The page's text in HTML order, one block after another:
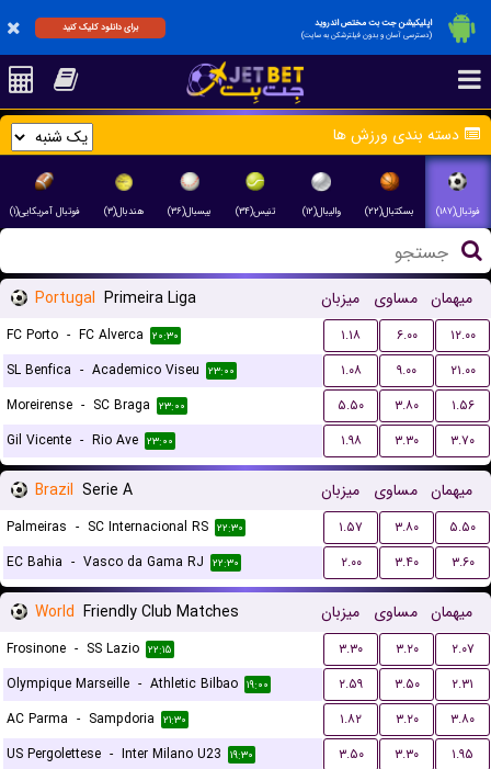
اپلیکیشن جت بت مختص اندروید
(دسترسی آسان و بدون فیلترشکن به سایت)
برای دانلود کلیک کنید
دسته بندی ورزش ها
فوتبال(۱۸۷) بسکتبال(۲۲) والیبال(۱۲) تنیس(۳۴) بیسبال(۳۶) هندبال(۳) فوتبال آمریکایی(۱)
Portugal Primeira Liga میزبان مساوی میهمان
FC Porto - FC Alverca ۲۰:۳۰ ۱.۱۸ ۶.۰۰
۱۲.۰۰
SL Benfica - Academico Viseu ۲۳:۰۰ ۱.۰۸ ۹.۰۰
۲۱.۰۰
Moreirense - SC Braga ۲۳:۰۰ ۵.۵۰ ۳.۸۰
۱.۵۶
Gil Vicente - Rio Ave ۲۳:۰۰ ۱.۹۸ ۳.۳۰ ۳.۷۰
Brazil Serie A میزبان مساوی میهمان
Palmeiras - SC Internacional RS ۲۲:۳۰ ۱.۵۷ ۳.۸۰
۵.۵۰
EC Bahia - Vasco da Gama RJ ۲۲:۳۰ ۲.۰۰ ۳.۴۰ ۳.۶۰
World Friendly Club Matches میزبان مساوی میهمان
Frosinone - SS Lazio ۲۲:۱۵ ۳.۳۰ ۳.۲۰
۲.۰۷
Olympique Marseille - Athletic Bilbao ۱۹:۰۰ ۲.۵۹ ۳.۵۰
۲.۳۱
AC Parma - Sampdoria ۲۱:۳۰ ۱.۸۲ ۳.۲۰
۳.۸۰
US Pergolettese - Inter Milano U23 ۱۹:۳۰ ۳.۵۰ ۳.۳۰
۱.۹۵